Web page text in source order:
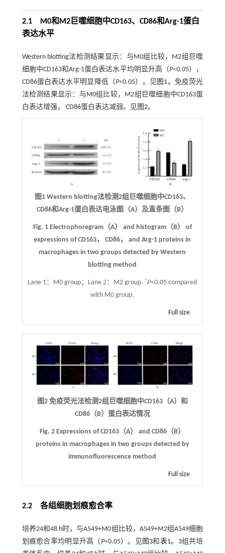
2.1 M0和M2巨噬细胞中CD163、CD86和Arg-1蛋白
表达水平
Western blotting法检测结果显示：与M0组比较，M2组巨噬
细胞中CD163和Arg-1蛋白表达水平均明显升高（P<0.05），
CD86蛋白表达水平明显降低（P<0.05）。见图1。免疫荧光
法检测结果显示：与M0组比较，M2组巨噬细胞中CD163蛋
白表达增强， CD86蛋白表达减弱。见图2。
图1 Western blotting法检测2组巨噬细胞中CD163、
CD86和Arg-1蛋白表达电泳图（A）及直条图（B）
Fig. 1 Electrophoregram（A） and histogram（B） of
expressions of CD163， CD86， and Arg-1 proteins in
macrophages in two groups detected by Western
blotting method
Lane 1：M0 group；Lane 2：M2 group. *P<0.05 compared
with M0 group.
Full size
图2 免疫荧光法检测2组巨噬细胞中CD163（A）和
CD86（B）蛋白表达情况
Fig. 2 Expressions of CD163（A） and CD86（B）
proteins in macrophages in two groups detected by
immunofluorescence method
Full size
2.2 各组细胞划痕愈合率
培养24和48 h时，与A549+M0组比较，A549+M2组A549细胞
划痕愈合率均明显升高（P<0.05）。见图3和 表1。3组共培